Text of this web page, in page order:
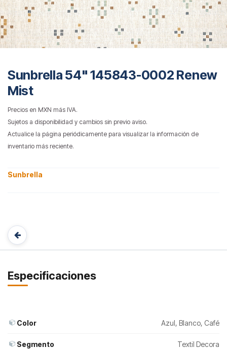
Sunbrella 54" 145843-0002 Renew
Mist
Precios en MXN más IVA.
Sujetos a disponibilidad y cambios sin previo aviso.
Actualice la página periódicamente para visualizar la información de
inventario más reciente.
Sunbrella
Especificaciones
Color Azul, Blanco, Café
Segmento Textil Decora